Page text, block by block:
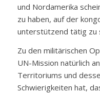
und Nordamerika
zu haben, auf der
unterstützend tätig zu
Zu den militärischen
UN-Mission natürlich
Territoriums und
Schwierigkeiten hat,